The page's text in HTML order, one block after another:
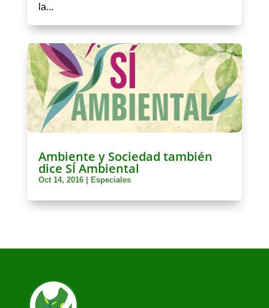
la...
Ambiente y Sociedad también
dice SÍ Ambiental
Oct 14, 2016| Especiales